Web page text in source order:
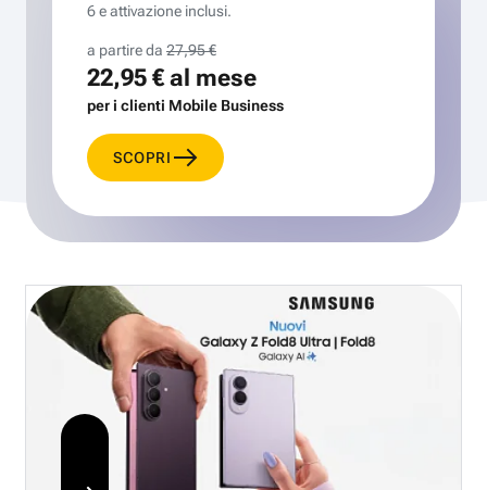
6 e attivazione inclusi.
a partire da 27,95 €
22,95 €al mese
per i clienti Mobile Business
SCOPRI